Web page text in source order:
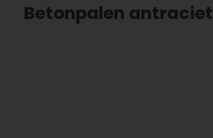
Betonpalen antraciet